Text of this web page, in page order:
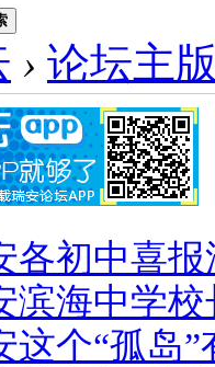
› 论坛主
各初中喜
滨海中学
这个“孤岛